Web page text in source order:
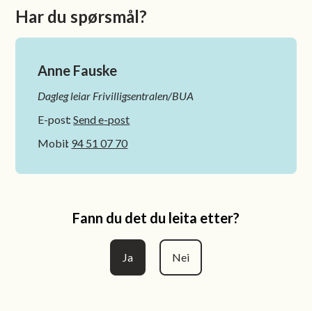
Har du spørsmål?
Anne Fauske
Dagleg leiar Frivilligsentralen/BUA
E-post Send e-post
Mobil 94 51 07 70
Fann du det du leita etter?
Ja Nei